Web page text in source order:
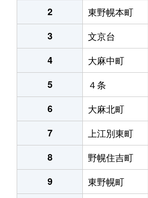
2
東野幌本町
3
文京台
4
大麻中町
5
４条
6
大麻北町
7
上江別東町
8
野幌住吉町
9
東野幌町